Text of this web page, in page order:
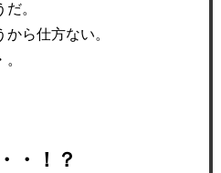
。
から仕方ない。
・！？